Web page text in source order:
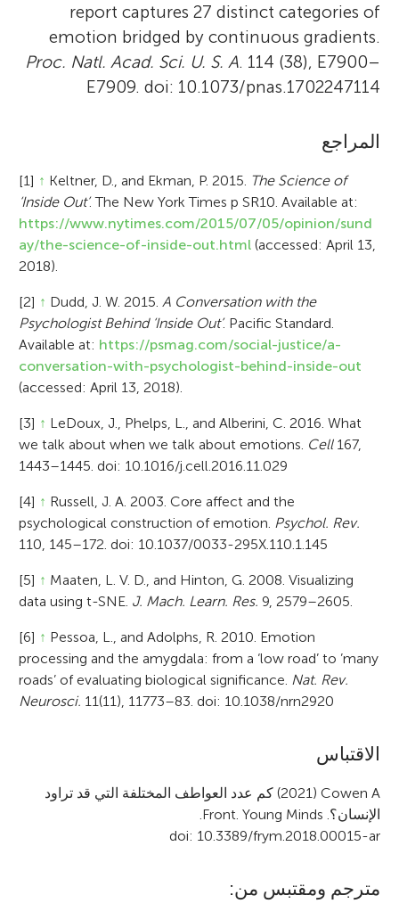
report captures 27 distinct categories of
emotion bridged by continuous gradients.
Proc. Natl. Acad. Sci. U. S. A. 114 (38), E7900–
E7909. doi: 10.1073/pnas.1702247114
المراجع
[1] ↑ Keltner, D., and Ekman, P. 2015. The Science of
‘Inside Out’. The New York Times p SR10. Available at:
https://www.nytimes.com/2015/07/05/opinion/sund
ay/the-science-of-inside-out.html (accessed: April 13,
2018).
[2] ↑ Dudd, J. W. 2015.A Conversation with the
Psychologist Behind ‘Inside Out’. Pacific Standard.
Available at:https://psmag.com/social-justice/a-
conversation-with-psychologist-behind-inside-out
(accessed: April 13, 2018).
[3] ↑ LeDoux, J., Phelps, L., and Alberini, C. 2016. What
we talk about when we talk about emotions. Cell 167,
1443–1445. doi: 10.1016/j.cell.2016.11.029
[4] ↑ Russell, J. A. 2003. Core affect and the
psychological construction of emotion. Psychol. Rev.
110, 145–172. doi: 10.1037/0033-295X.110.1.145
[5] ↑ Maaten, L. V. D., and Hinton, G. 2008. Visualizing
data using t-SNE.J. Mach. Learn. Res. 9, 2579–2605.
[6] ↑ Pessoa, L., and Adolphs, R. 2010. Emotion
processing and the amygdala: from a ‘low road’ to ’many
roads’ of evaluating biological significance. Nat. Rev.
Neurosci. 11(11), 11773–83. doi: 10.1038/nrn2920
A
r
t
c
الاقتباس
(2021) Cowen Aكم عدد العواطف المختلفة التي قد تراود
الإنسان؟. Front. Young Minds
doi: 10.3389/frym.2018.00015-ar
مترجم ومقتبس من: